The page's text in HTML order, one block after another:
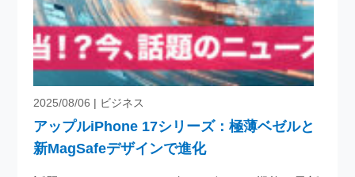
2025/08/06 | ビジネス
アップルiPhone 17シリーズ：極薄ベゼルと
新MagSafeデザインで進化